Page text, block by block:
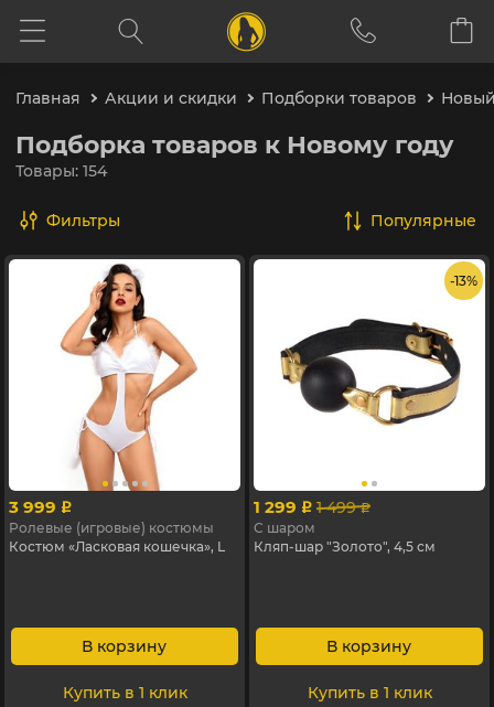
Главная Акции и скидки Подборки товаров
Подборка товаров к Новому году
Товары: 154
Фильтры популярные
3 999 p
Ролевые (игровые) костюмы
Костюм «Ласковая кошечка», L
В корзину
Купить в 1 клик
- 13%
1 299 p 1 499 p
С шаром
Кляп-шар "Золото", 4,5 см
В корзину
Купить в 1 клик